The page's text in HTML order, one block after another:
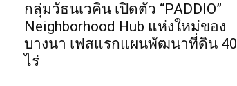
กลุ่มวัธนเวคิน เปิดตัว “PADDIO”
Neighborhood Hub แห่งใหม่ของ
บางนา เฟสแรกแผนพัฒนาที่ดิน
ไร่